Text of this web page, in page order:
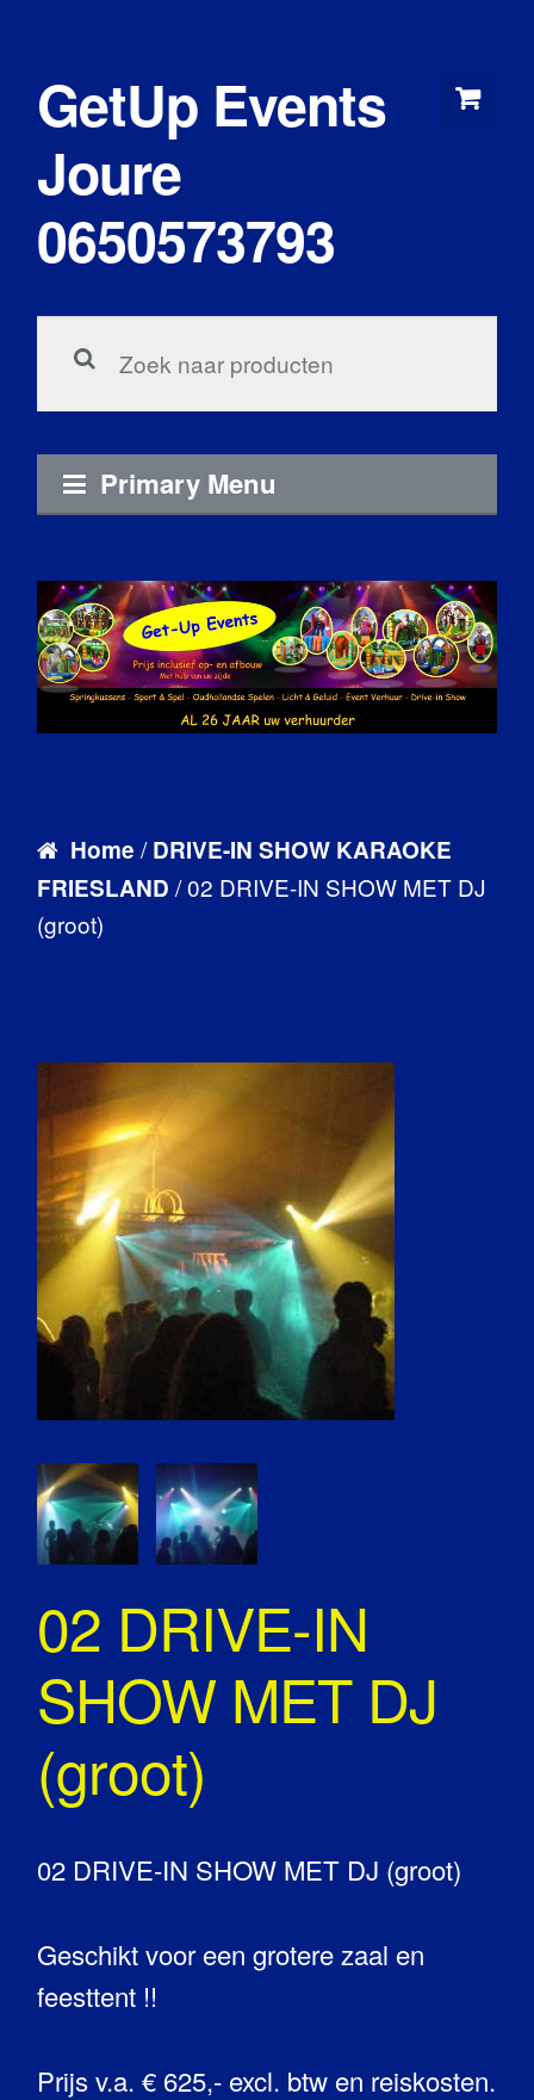
content
GetUp Events
Joure
0650573793
voor:
Primary Menu
Home /DRIVE-IN SHOW KARAOKE
FRIESLAND / 02 DRIVE-IN SHOW MET DJ
(groot)
02 DRIVE-IN
SHOW MET DJ
(groot)
02 DRIVE-IN SHOW MET DJ (groot)
Geschikt voor een grotere zaal en
feesttent !!
Prijs v.a. € 625,- excl. btw en reiskosten.